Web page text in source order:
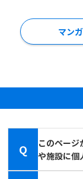
マン
Q
このペー
や施設に個